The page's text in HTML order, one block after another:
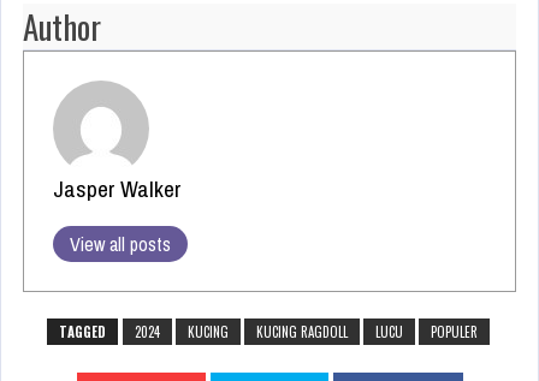
Author
Jasper Walker
View all posts
TAGGED 2024 KUCING KUCING RAGDOLL LUCU POPULER